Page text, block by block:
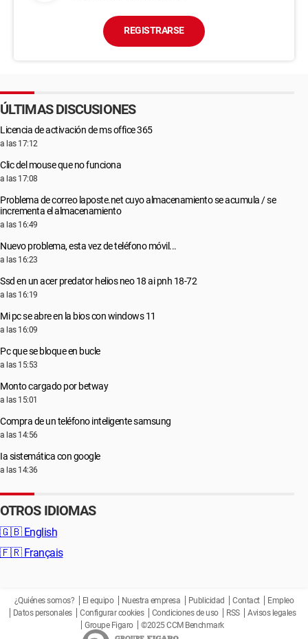
REGISTRARSE
ÚLTIMAS DISCUSIONES
Licencia de activación de ms office 365
a las 17:12
Clic del mouse que no funciona
a las 17:08
Problema de correo laposte.net cuyo almacenamiento se acumula / se
incrementa el almacenamiento
a las 16:49
Nuevo problema, esta vez de teléfono móvil...
a las 16:23
Ssd en un acer predator helios neo 18 ai pnh 18-72
a las 16:19
Mi pc se abre en la bios con windows 11
a las 16:09
Pc que se bloque en bucle
a las 15:53
Monto cargado por betway
a las 15:01
Compra de un teléfono inteligente samsung
a las 14:56
Ia sistemática con google
a las 14:36
OTROS IDIOMAS
🇬🇧 English
🇫🇷 Français
¿Quiénes somos? El equipo Nuestra empresa Publicidad Contact
Empleo
Datos personales
Configurar cookies Condiciones de uso RSS
Avisos legales
Groupe Figaro
©2025 CCM Benchmark